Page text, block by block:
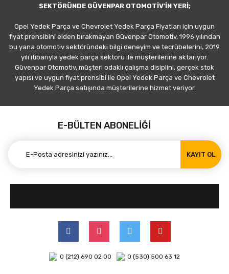
SEKTÖRÜNDE GÜVENPAR OTOMOTİV'İN YERİ;
Opel Yedek Parça ve Chevrolet Yedek Parça Fiyatları için uygun
fiyat prensibini elden bırakmayan Güvenpar Otomotiv, 1996 yılından
bu yana otomotiv sektöründeki bilgi deneyim ve tecrübelerini, 2019
yılı itibarıyla yedek parça sektörü ile müşterilerine aktarıyor.
Güvenpar Otomotiv, müşteri odaklı çalışma disiplini, gerçek stok
yapısı ve uygun fiyat prensibi ile Opel Yedek Parça ve Chevrolet
Yedek Parça satışında müşterilerine hizmet veriyor.
E-BÜLTEN ABONELİĞİ
KAYIT OL
0 (212) 690 02 00 0 (530) 500 63 12